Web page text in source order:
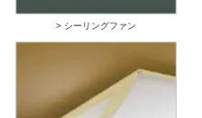
> シーリングファン